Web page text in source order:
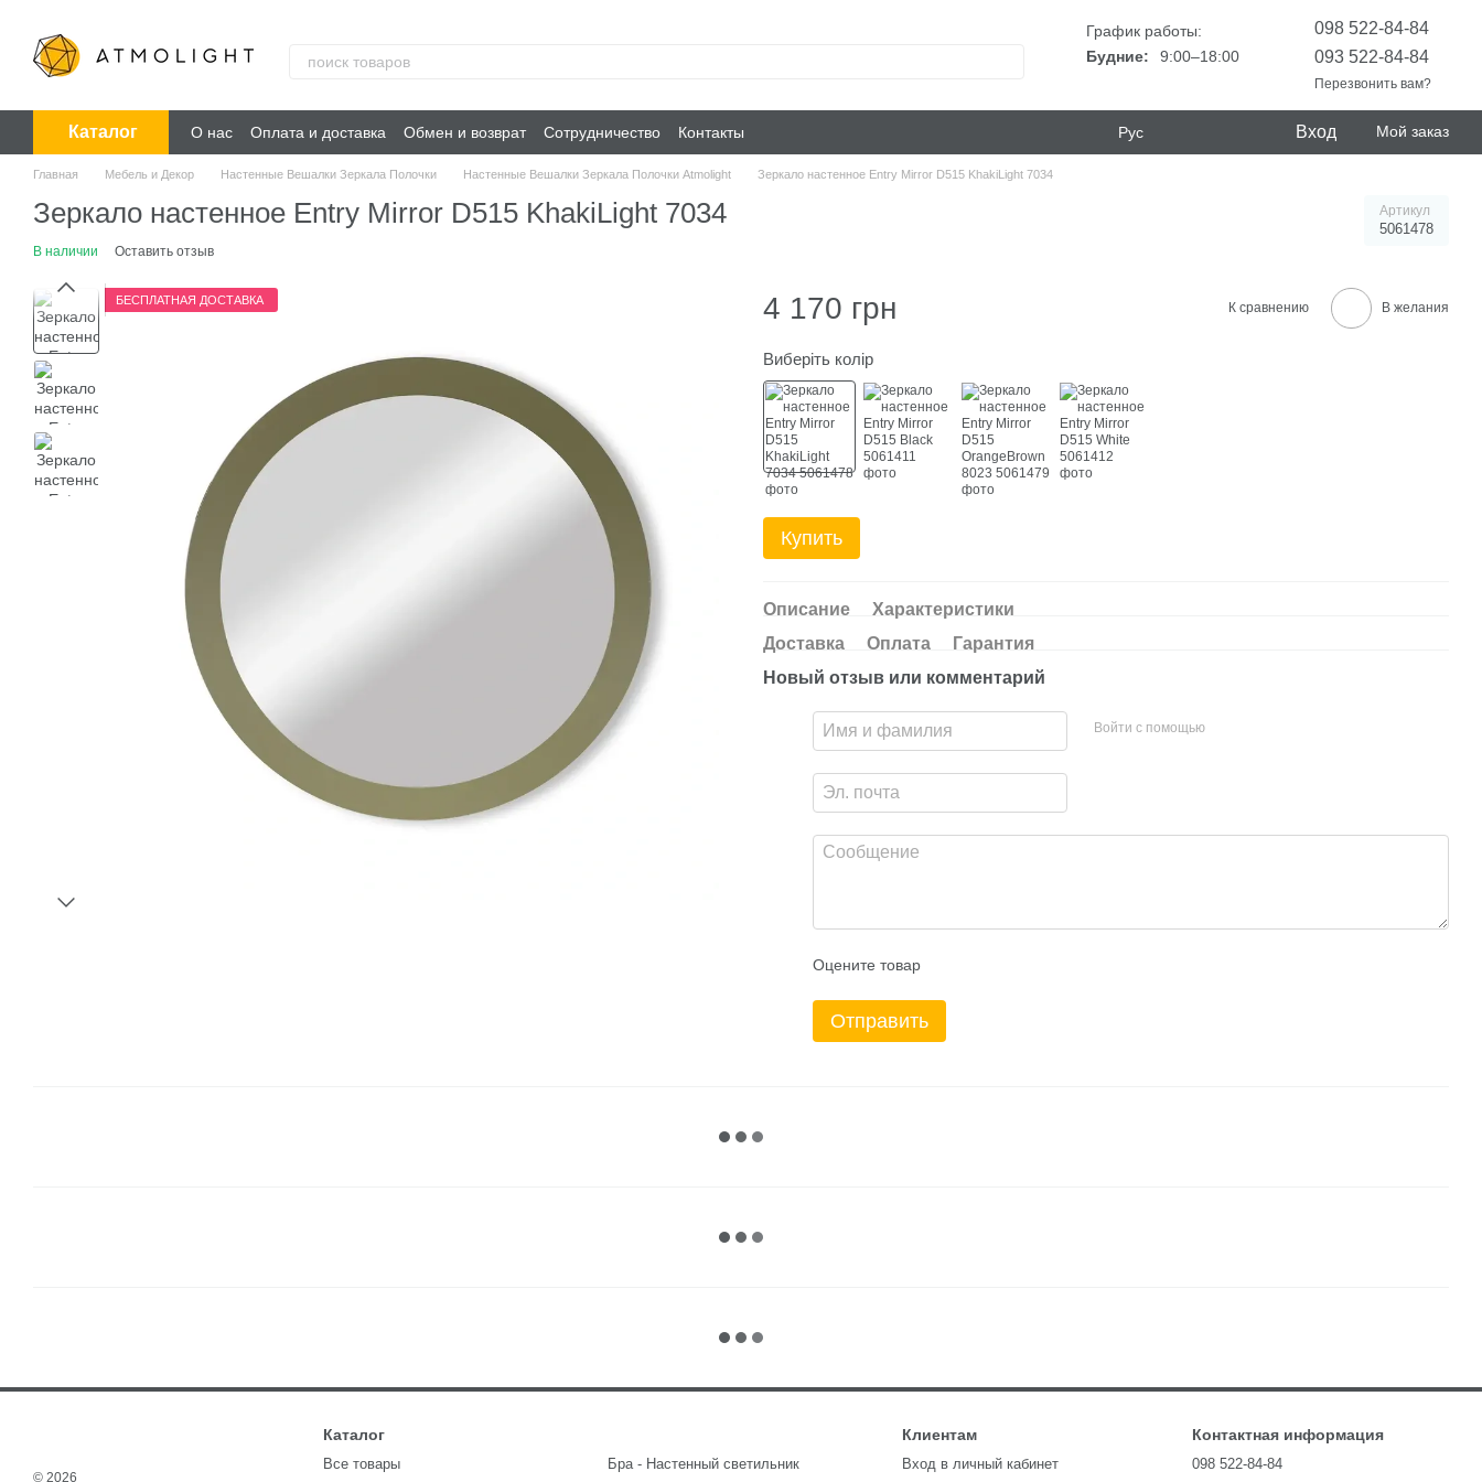
График работы:
Будние:
9:00–18:00
098 522-84-84
093 522-84-84
Перезвонить вам?
Каталог О нас Оплата и доставка Обмен и возврат Сотрудничество Контакты Рус Вход Мой заказ
Главная Мебель и Декор Настенные Вешалки Зеркала Полочки Настенные Вешалки Зеркала Полочки Atmolight Зеркало настенное Entry Mirror D515 KhakiLight 7034
Зеркало настенное Entry Mirror D515 KhakiLight 7034 Артикул
5061478
В наличии Оставить отзыв
БЕСПЛАТНАЯ ДОСТАВКА 4 170 грн К сравнению В желания
Виберіть колір
Купить
Описание
Характеристики
Доставка
Оплата
Гарантия
Новый отзыв или комментарий
Войти с помощью
Оцените товар
Отправить
© 2026
Каталог
Все товары Бра - Настенный светильник
Клиентам
Вход в личный кабинет
Контактная информация
098 522-84-84